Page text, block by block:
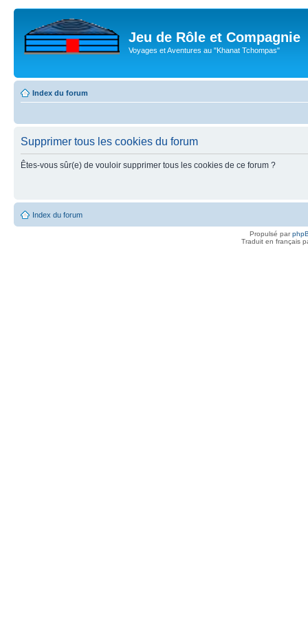
Jeu de Rôle et Compagnie
Voyages et Aventures au "Khanat Tchompas"
Index du forum
Supprimer tous les cookies du forum
Êtes-vous sûr(e) de vouloir supprimer tous les cookies de ce forum ?
Index du forum
Propulsé par
Traduit en français